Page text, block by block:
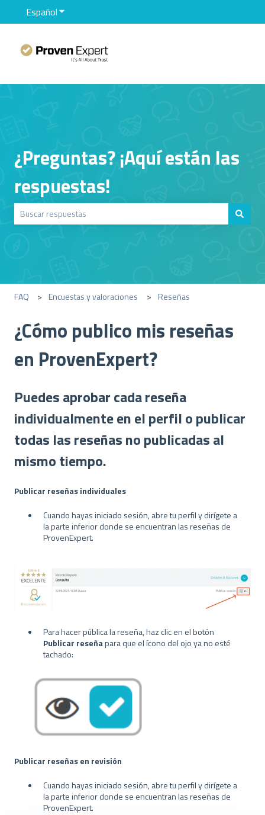
EspañolTraducciones de Mostrar submenú de
¿Preguntas? ¡Aquí están las
respuestas!
FAQ Encuestas y valoraciones Reseñas
¿Cómo publico mis reseñas
en ProvenExpert?
Puedes aprobar cada reseña
individualmente en el perfil o publicar
todas las reseñas no publicadas al
mismo tiempo.
Publicar reseñas individuales
Cuando hayas iniciado sesión, abre tu perfil y dirígete a
la parte inferior donde se encuentran las reseñas de
ProvenExpert.
Para hacer pública la reseña, haz clic en el botón
Publicar reseñapara que el ícono del ojo ya no esté
tachado:
Publicar reseñas en revisión
Cuando hayas iniciado sesión, abre tu perfil y dirígete a
la parte inferior donde se encuentran las reseñas de
ProvenExpert.